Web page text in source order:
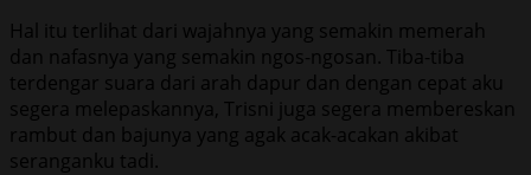
Hal itu terlihat dari wajahnya yang semakin memerah
dan nafasnya yang semakin ngos-ngosan. Tiba-tiba
terdengar suara dari arah dapur dan dengan cepat aku
segera melepaskannya, Trisni juga segera membereskan
rambut dan bajunya yang agak acak-acakan akibat
seranganku tadi.